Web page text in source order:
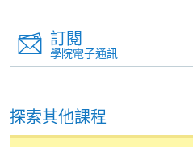
參閱報名辦法 -網上報名服務
注意事項:
如報讀課程將在五個工作
訂閱
學院電子通訊
探索其他課程